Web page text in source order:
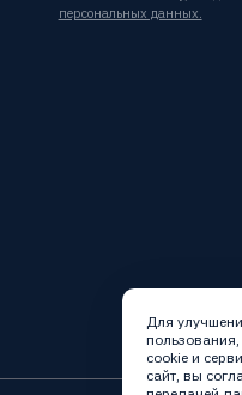
персональных данных.
Для
cookie и
сайт, вы